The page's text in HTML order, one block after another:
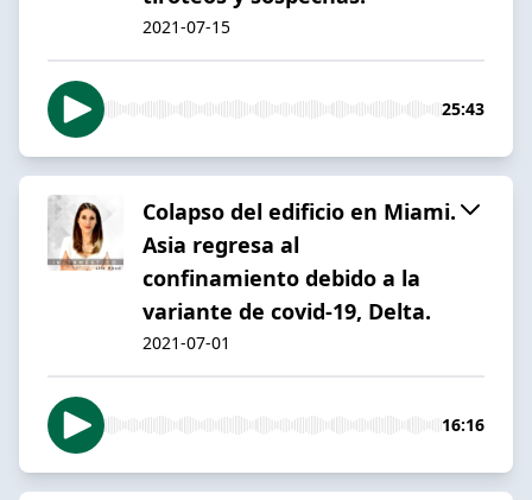
2021-07-15
25:43
Colapso del edificio en Miami.
Asia regresa al
confinamiento debido a la
variante de covid-19, Delta.
2021-07-01
16:16